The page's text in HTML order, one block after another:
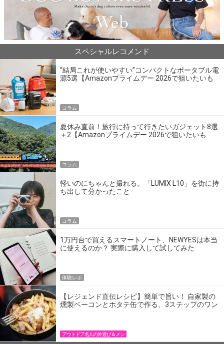
スペシャルレコメンド
“結局これが使いやすい”コンパクトなポータブル電
源5選【Amazonプライムデー 2026で狙いたいも
コラム
夏休み直前！旅行に持って行きたいガジェット8選
＋2【Amazonプライムデー 2026で狙いたいも
コラム
軽いのにちゃんと撮れる。「LUMIX L10」を街に持
ち出して分かったこと
コラム
1万円台で買えるスマートノート、NEWYESは本当
に使えるのか？ 実際に購入して試してみた
体験レポ
【レジェンド直伝レシピ】簡単で旨い！ 自家製の
燻製ベーコンとホタテ缶で作る、3ステップのワン
アウトドア名人の外遊び＆メシ